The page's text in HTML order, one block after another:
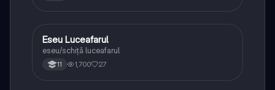
Limba și literatura română
Eseu Luceafarul
eseu/schiță luceafarul
11 1,700 27